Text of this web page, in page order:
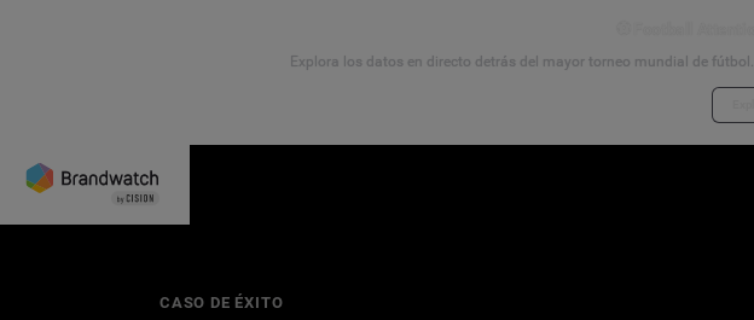
Explora los datos en directo detrás del mayor torneo mundial de fútbol.
CASO DE ÉXITO